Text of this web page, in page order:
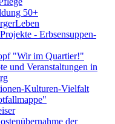
50+
- Erbsensuppen-
"Wir im Quartier!"
und Veranstaltungen in
Kulturen-Vielfalt
der